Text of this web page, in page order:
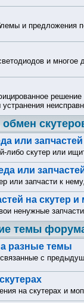
и предложения
и многое
решение
или запчастей
либо скутер или
или
или запчасти к
на скутер и
ненужные запчасти
темы
разные темы
с
на скутерах и